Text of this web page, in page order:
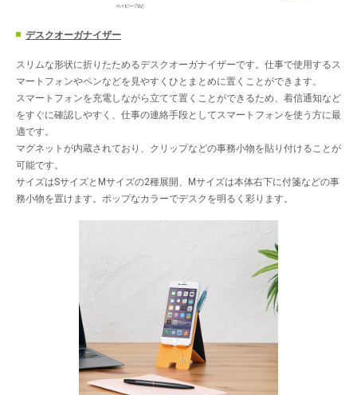
デスクオーガナイザー
スリムな形状に折りたためるデスクオーガナイザーです。仕事で使用するス
マートフォンやペンなどを見やすくひとまとめに置くことができます。
スマートフォンを充電しながら立てて置くことができるため、着信通知など
をすぐに確認しやすく、仕事の連絡手段としてスマートフォンを使う方に最
適です。
マグネットが内蔵されており、クリップなどの事務小物を貼り付けることが
可能です。
サイズはSサイズとMサイズの2種展開、Mサイズは本体右下に付箋などの事
務小物を置けます。ポップなカラーでデスクを明るく彩ります。